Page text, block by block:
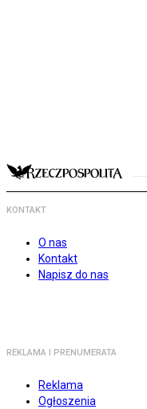
KONTAKT
O nas
Kontakt
Napisz do nas
REKLAMA I PRENUMERATA
Reklama
Ogłoszenia